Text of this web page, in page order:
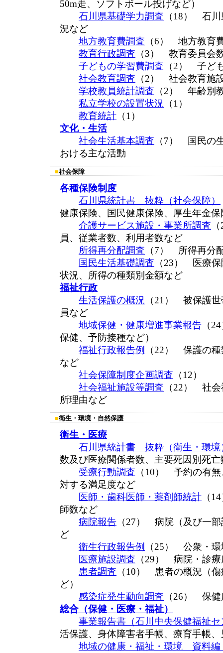
50m走、ソフトボール投げなど）
石川県基礎学力調査 （18） 石
況など
地方教育費調査 （6） 地方教育
教育行政調査 （3） 教育委員会
子どもの学習費調査 （2） 子ど
社会教育調査 （2） 社会教育施
学校教員統計調査 （2） 年齢別
私立学校の設置状況 （1）
教育統計 （1）
文化・生活
社会生活基本調査 （7） 国民の
おける主な活動
■社会保障
各種保険制度
石川県統計書 抜粋（社会保障）
健康保険、国民健康保険、厚生年金
介護サービス施設・事業所調査
員、従業者数、利用者数など
所得再分配調査 （7） 所得再分
国民生活基礎調査 （23） 医療
状況、所得の種類別金額など
福祉行政
生活保護の概況 （21） 被保護
員など
地域保健・健康増進事業報告 （
保健、予防接種など）
福祉行政報告例
（22） 保護の
など
社会保障制度企画調査 （12）
社会福祉施設等調査 （22） 社
所理由など
■衛生・環境・自然保護
衛生・医療
石川県統計書 抜粋（衛生・環境
数及び医療関係者数、主要死因別死
受療行動調査 （10） 予約の有
対する満足度など
医師・歯科医師・薬剤師統計 （
師数など
病院報告 （27） 病院（及び一
ど
衛生行政報告例
（25） 公衆・
医療施設調査 （29） 病院・診
患者調査 （10） 患者の概況（
ど）
感染症発生動向調査 （26） 保
総合（保健・医療・福祉）
事業報告書（石川中央保健福祉
活保護、身体障害者手帳、療育手帳
地域の健康・福祉・環境 資料